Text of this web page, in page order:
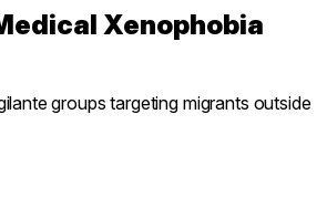
Xenophobia
groups targeting migrants outside